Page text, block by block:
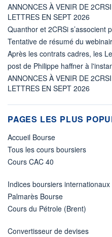
ANNONCES À VENIR DE
LETTRES EN SEPT 2026
Quanthor et 2CRSi s’associent
Tentative de résumé du
Après les contrats cadres, les
post de Philippe haffner à
ANNONCES À VENIR DE
LETTRES EN SEPT 2026
PAGES LES PLUS
Accueil Bourse
Tous les cours boursiers
Cours CAC 40
Indices boursiers internationaux
Palmarès Bourse
Cours du Pétrole (Brent)
Convertisseur de devises